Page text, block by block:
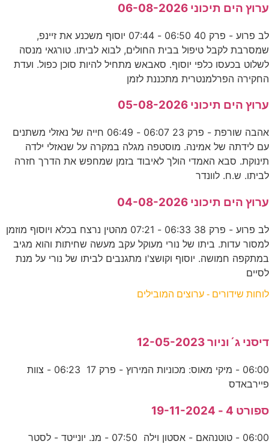
ערוץ הים תיכוני 06-08-2026
לב פרוע - פרק 40 06:50 - 07:44 יוסוף משכנע את זיינפ,
שמסרבת לקבל טיפול בבית החולים, לבוא לביתו. טורגאי מנסה
לשלוט בכעסו כלפי יוסוף. סאבאש מתחיל להיות סוכן כפול. ועדת
החקירה הפרלמנטרית מתכננת לזמן
ערוץ הים תיכוני 05-08-2026
אהבה שורפת - פרק 23 06:07 - 06:49 חייה של נאזלי משתנים
עם לידתה של אמינה. מוסטפה מגלה במקרה על שנאזלי ילדה
תינוקת. סבא האמדי הולך לאיבוד בזמן שמחפש את הדרך חזרה
לביתו. ש.ח. לוונדר
ערוץ הים תיכוני 04-08-2026
לב פרוע - פרק 38 06:33 - 07:21 מהטין נרצח בכלא ויוסוף מוזמן
למסור עדות. ביתו של נורי מעוקל עקב מעשה שחיתות והוא מגיב
במתקפה חמושה. יוסוף וקושצ'ו מתגנבים לביתו של נורי על מנת
לסיים
לוחות שידורים - ערוצים המובילים
דיסני ג´וניור 12-05-2023
06:00 - מיקי מאוס: מכוניות המירוץ - פרק 17 06:23 - צוות
פיירבאדס
ספורט 4 - 19-11-2024
06:00 - טוטנהאם - אסטון וילה 07:50 - מנ. יונייטד - לסטר